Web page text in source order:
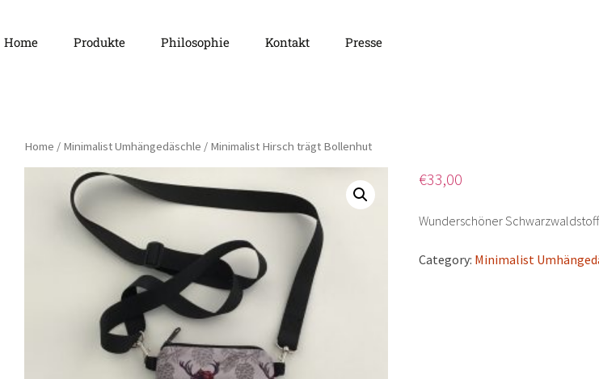
Springe
zum
Home Produkte Philosophie Kontakt Presse
Home / Minimalist Umhängedäschle / Minimalist Hirsch trägt Bollenhut
€33,00
Wunderschöner Schwarzwaldstoff
Category: Minimalist